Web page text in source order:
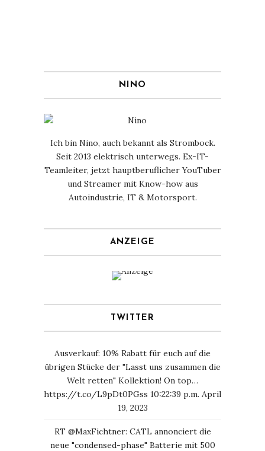
NINO
Ich bin Nino, auch bekannt als Strombock.
Seit 2013 elektrisch unterwegs. Ex-IT-
Teamleiter, jetzt hauptberuflicher YouTuber
und Streamer mit Know-how aus
Autoindustrie, IT & Motorsport.
ANZEIGE
TWITTER
Ausverkauf: 10% Rabatt für euch auf die
übrigen Stücke der "Lasst uns zusammen die
Welt retten" Kollektion! On top…
https://t.co/L9pDt0PGss 10:22:39 p.m. April
19, 2023
RT @MaxFichtner: CATL annonciert die
neue "condensed-phase" Batterie mit 500